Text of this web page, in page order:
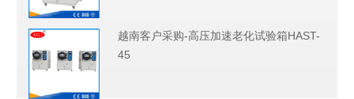
越南客户采购-高压加速老化试验箱HAST-
45